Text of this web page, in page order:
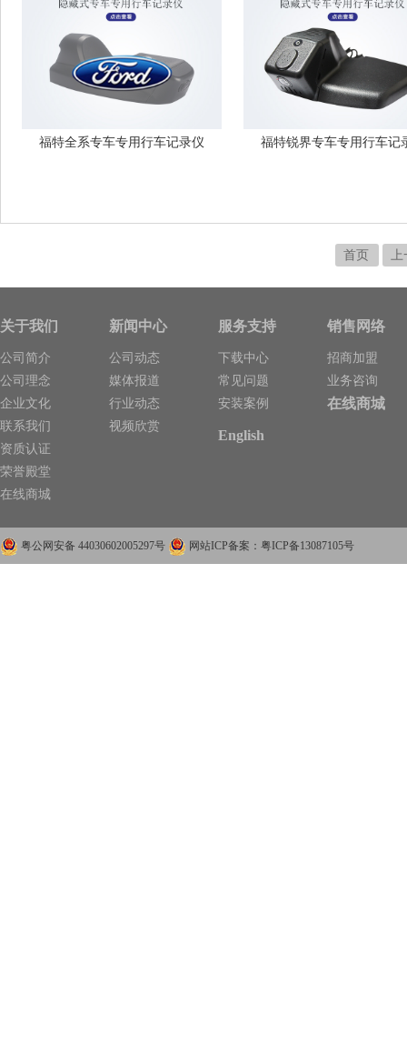
福特全系专车专用行车记录仪 福特锐界专车专用行车记
首页 上
关于我们
公司简介
公司理念
企业文化
联系我们
资质认证
荣誉殿堂
在线商城
新闻中心
公司动态
媒体报道
行业动态
视频欣赏
服务支持
下载中心
常见问题
安装案例
销售网络
招商加盟
业务咨询
在线商城
English
粤公网安备 44030602005297号 网站ICP备案：粤ICP备13087105号